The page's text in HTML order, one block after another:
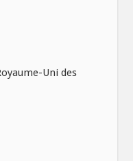
Uni des